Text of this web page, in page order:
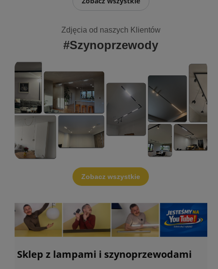
Zdjęcia od naszych Klientów
#Szynoprzewody
Zobacz wszystkie
Sklep z lampami i szynoprzewodami